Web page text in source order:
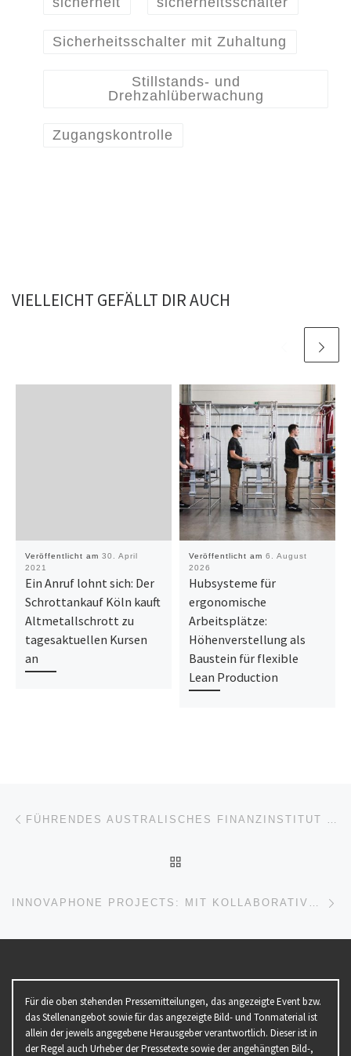
Sicherheitsschalter mit Zuhaltung
Stillstands- und
Drehzahlüberwachung
Zugangskontrolle
VIELLEICHT GEFÄLLT DIR AUCH
Veröffentlicht am 30. April
2021
Ein Anruf lohnt sich: Der
Schrottankauf Köln kauft
Altmetallschrott zu
tagesaktuellen Kursen
an
Veröffentlicht am 6. August
2026
Hubsysteme für
ergonomische
Arbeitsplätze:
Höhenverstellung als
Baustein für flexible
Lean Production
Beitragsnavigation
INNOVAPHONE PROJECTS: MIT KOLLABORATIVEM PROJEKTMANAGEMENT ZU MEHR PRODUKTIVITÄT
Für die oben stehenden Pressemitteilungen, das angezeigte Event bzw.
das Stellenangebot sowie für das angezeigte Bild- und Tonmaterial ist
allein der jeweils angegebene Herausgeber verantwortlich. Dieser ist in
der Regel auch Urheber der Pressetexte sowie der angehängten Bild-,